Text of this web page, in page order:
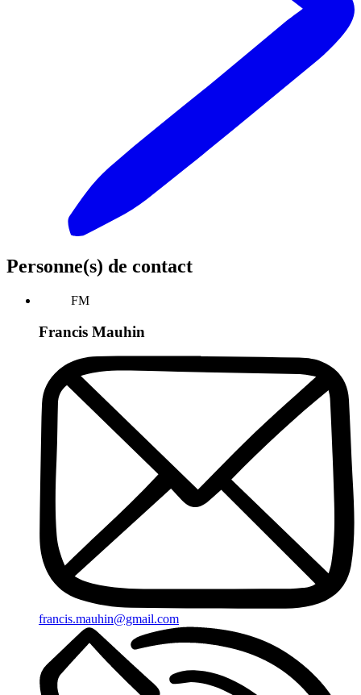
Personne(s) de contact
FM
Francis Mauhin
francis.mauhin@gmail.com